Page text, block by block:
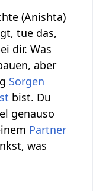
(Anishta)
tue das,
dir. Was
aber
Sorgen
bist. Du
genauso
Partner
was